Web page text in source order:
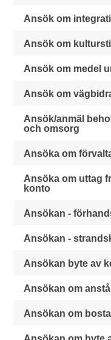
Ansök om
Ansök om
Ansök om medel
Ansök om
Ansök/anmäl
och omsorg
Ansöka om
Ansöka om uttag
konto
Ansökan -
Ansökan -
Ansökan byte av
Ansökan om
Ansökan om